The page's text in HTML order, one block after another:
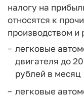
налогу на
относятся к
производством и
легковые
двигателя до
рублей в месяц
легковые